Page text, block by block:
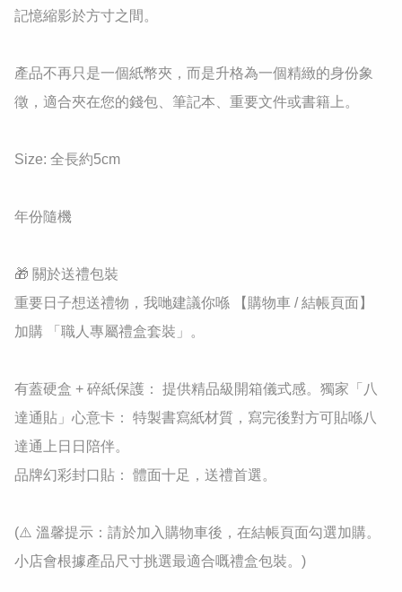
記憶縮影於方寸之間。
​產品不再只是一個紙幣夾，而是升格為一個精緻的身份象
徵，適合夾在您的錢包、筆記本、重要文件或書籍上。
Size: 全長約5cm
年份隨機
🎁 關於送禮包裝
重要日子想送禮物，我哋建議你喺 【購物車 / 結帳頁面】
加購 「職人專屬禮盒套裝」。
有蓋硬盒 + 碎紙保護： 提供精品級開箱儀式感。獨家「八
達通貼」心意卡： 特製書寫紙材質，寫完後對方可貼喺八
達通上日日陪伴。
品牌幻彩封口貼： 體面十足，送禮首選。
(⚠️ 溫馨提示：請於加入購物車後，在結帳頁面勾選加購。
小店會根據產品尺寸挑選最適合嘅禮盒包裝。)